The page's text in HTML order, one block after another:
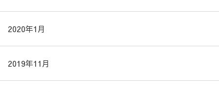
2020年1月
2019年11月